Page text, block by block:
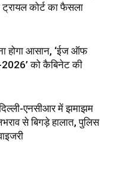
ट्रायल कोर्ट का फैसला
होगा आसान, ‘ईज ऑफ
को कैबिनेट की
एनसीआर में झमाझम
से बिगड़े हालात, पुलिस